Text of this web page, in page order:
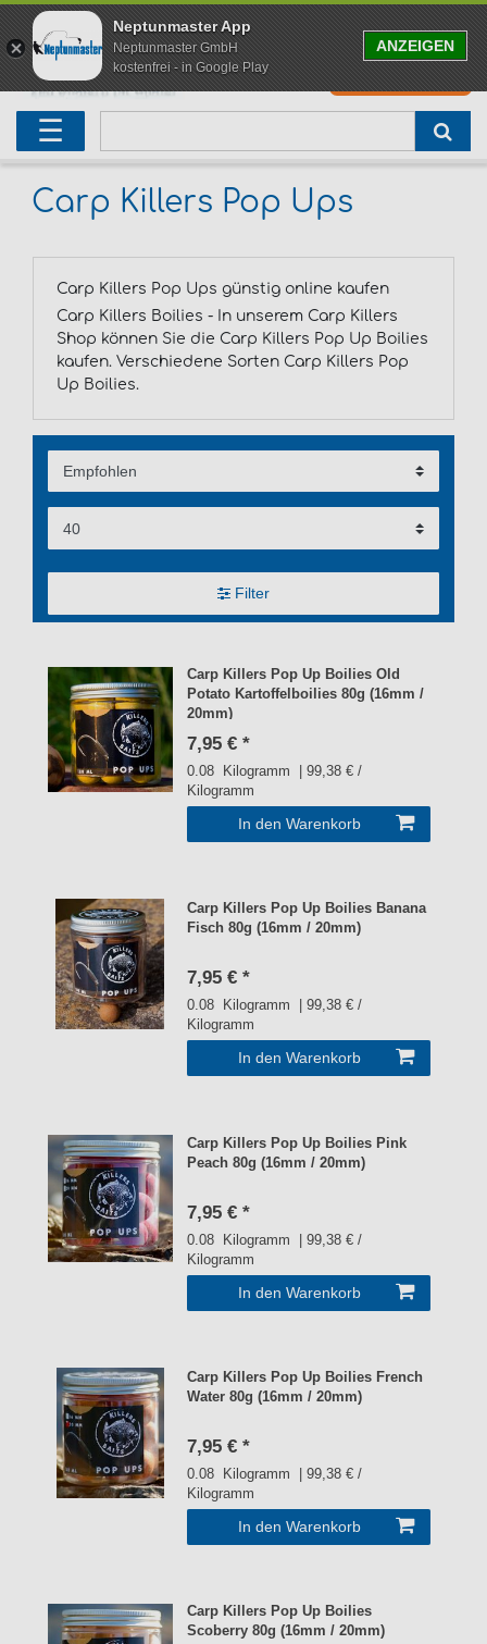
☰
Carp Killers Pop Ups
Carp Killers Pop Ups günstig online kaufen
Carp Killers Boilies - In unserem Carp Killers
Shop können Sie die Carp Killers Pop Up Boilies
kaufen. Verschiedene Sorten Carp Killers Pop
Up Boilies.
Filter
Carp Killers Pop Up Boilies Old
Potato Kartoffelboilies 80g (16mm /
20mm)
7,95 € *
0.08 Kilogramm
| 99,38 € /
Kilogramm
In den Warenkorb
Carp Killers Pop Up Boilies Banana
Fisch 80g (16mm / 20mm)
7,95 € *
0.08 Kilogramm
| 99,38 € /
Kilogramm
In den Warenkorb
Carp Killers Pop Up Boilies Pink
Peach 80g (16mm / 20mm)
7,95 € *
0.08 Kilogramm
| 99,38 € /
Kilogramm
In den Warenkorb
Carp Killers Pop Up Boilies French
Water 80g (16mm / 20mm)
7,95 € *
0.08 Kilogramm
| 99,38 € /
Kilogramm
In den Warenkorb
Carp Killers Pop Up Boilies
Scoberry 80g (16mm / 20mm)
Neu eingetroffen
Angelset
Geschenke für Angler
Karpfenruten
Freilaufrollen
Karpfenmontagen
Karpfenliege
Abhakmatte
weitere
Raubfischrute
Köderfischrute
Köderfischsenke
Raubfischkescher
weitere
Forellenruten
Forellenposen
Forellenköder
Wallerruten
Wallerrolle
Wallerköder
weitere
Meeresruten
Meeresrollen
Meerforellenköder
weitere
Matchruten
Feederrollen
Futterkorb
Trollingruten
Bootsrutenhalter
weitere
FOX
Westin Fishing
Zeck Fishing
Black Cat
weitere
Neptunmaster App
Neptunmaster GmbH
kostenfrei - in Google Play
ANZEIGEN